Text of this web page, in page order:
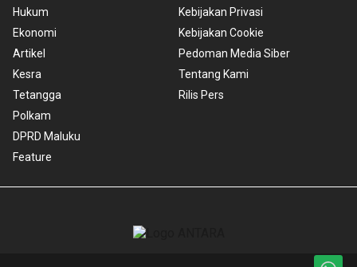
Hukum
Ekonomi
Artikel
Kesra
Tetangga
Polkam
DPRD Maluku
Feature
Kebijakan Privasi
Kebijakan Cookie
Pedoman Media Siber
Tentang Kami
Rilis Pers